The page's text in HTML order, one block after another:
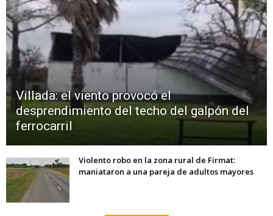
Villada: el viento provocó el
desprendimiento del techo del galpón del
ferrocarril
Violento robo en la zona rural de Firmat:
maniataron a una pareja de adultos mayores